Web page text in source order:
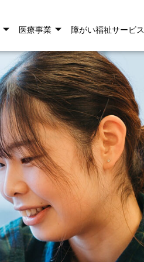
医療事業 障がい福祉サービス